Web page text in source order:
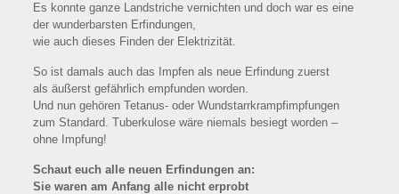
Es konnte ganze Landstriche vernichten und doch war es eine
der wunderbarsten Erfindungen,
wie auch dieses Finden der Elektrizität.
So ist damals auch das Impfen als neue Erfindung zuerst
als äußerst gefährlich empfunden worden.
Und nun gehören Tetanus- oder Wundstarrkrampfimpfungen
zum Standard. Tuberkulose wäre niemals besiegt worden –
ohne Impfung!
Schaut euch alle neuen Erfindungen an:
Sie waren am Anfang alle nicht erprobt